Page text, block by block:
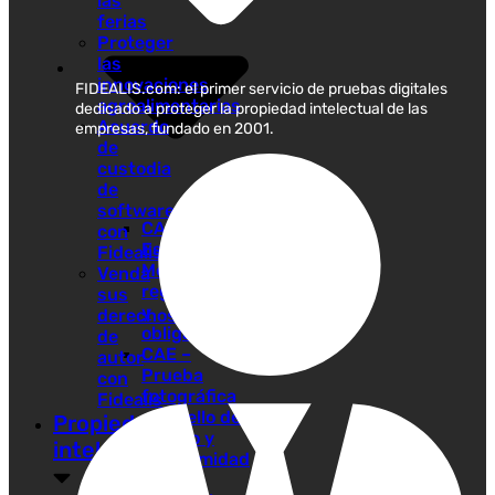
CAE en
España –
Mecanismos
reguladores
y
obligaciones
CAE –
Prueba
fotográfica
con sello de
tiempo y
conformidad
ferias
Proteger
las
innovaciones
agroalimentarias
Acuerdo
de
custodia
de
software
con
Fidealis
Venda
sus
derechos
de
autor
con
Fidealis
Propiedad
intelectual
FIDEALIS.com: el primer servicio de pruebas digitales
dedicado a proteger la propiedad intelectual de las
empresas, fundado en 2001.